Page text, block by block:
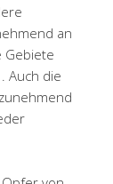
an
Gebiete
Auch die